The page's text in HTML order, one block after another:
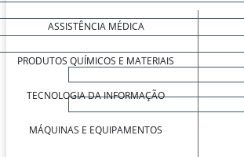
ASSISTÊNCIA MÉDICA
PRODUTOS QUÍMICOS E MATERIAIS
TECNOLOGIA DA INFORMAÇÃO
MÁQUINAS E EQUIPAMENTOS